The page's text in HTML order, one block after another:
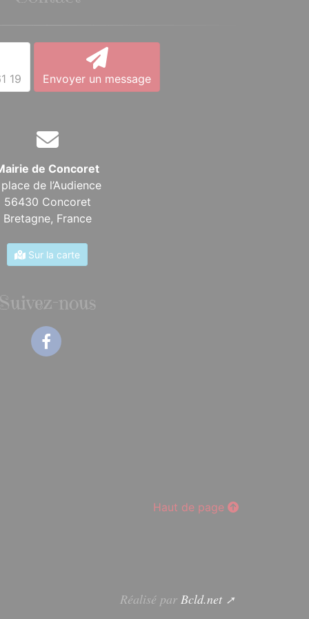
19 Envoyer un message
de Concoret
place de l’Audience
56430 Concoret
Bretagne, France
Sur la carte
Suivez-nous
Haut de page
Réalisé par Bcld.net